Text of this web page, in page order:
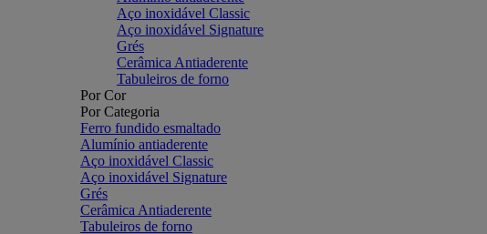
Aço inoxidável Classic
Aço inoxidável Signature
Grés
Cerâmica Antiaderente
Tabuleiros de forno
Por Cor
Por Categoria
Ferro fundido esmaltado
Alumínio antiaderente
Aço inoxidável Classic
Aço inoxidável Signature
Grés
Cerâmica Antiaderente
Tabuleiros de forno